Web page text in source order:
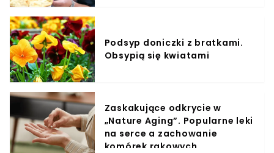
Podsyp doniczki z bratkami.
Obsypią się kwiatami
Zaskakujące odkrycie w
„Nature Aging”. Popularne leki
na serce a zachowanie
komórek rakowych